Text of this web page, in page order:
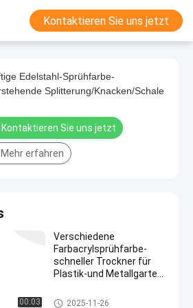
Kontaktieren Sie uns jetzt
Edelstahl-Sprühfarbe-
Splitterung/Knacken/Schale
Kontaktieren Sie uns jetzt
Mehr erfahren
00:03
Verschiedene
Farbacrylsprühfarbe-
schneller Trockner für
Plastik-und Metallgarten-
Aerosol-Spray-Farbe
2025-11-26